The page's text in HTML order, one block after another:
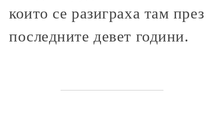
които се разиграха там през
последните девет години.